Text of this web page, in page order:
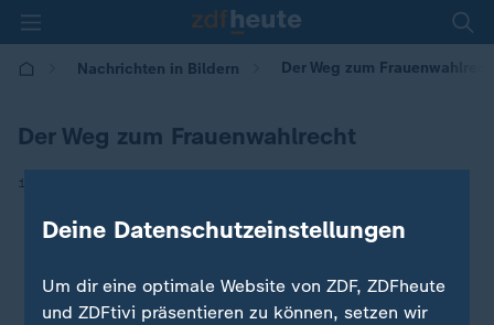
Nachrichten in Bildern Der Weg zum
Der Weg zum Frauenwahlrecht
12.11.2018 | 11:00
Deine Datenschutzeinstellungen
Um dir eine optimale Website von ZDF, ZDFheute
und ZDFtivi präsentieren zu können, setzen wir